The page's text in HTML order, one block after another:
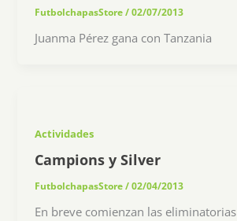
FutbolchapasStore/02/07/2013
Juanma Pérez gana con Tanzania
Actividades
Campions y Silver
FutbolchapasStore/02/04/2013
En breve comienzan las eliminatorias